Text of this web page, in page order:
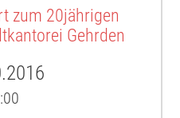
zum 20jährigen
Gehrden